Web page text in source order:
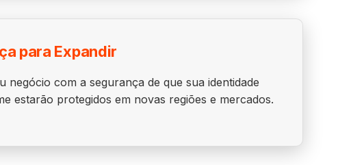
para Expandir
negócio com a segurança de que sua identidade
estarão protegidos em novas regiões e mercados.